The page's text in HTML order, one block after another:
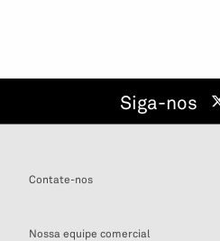
Siga-nos
Contate-nos
Nossa equipe comercial